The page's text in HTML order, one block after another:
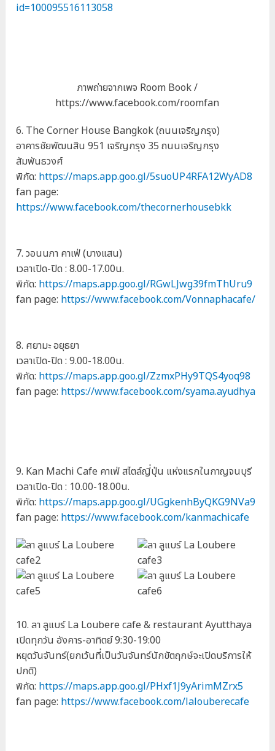
id=100095516113058
ภาพถ่ายจากเพจ Room Book /
https://www.facebook.com/roomfan
6. The Corner House Bangkok (ถนนเจริญกรุง)
อาคารชัยพัฒนสิน 951 เจริญกรุง 35 ถนนเจริญกรุง
สัมพันธวงศ์
พิกัด: https://maps.app.goo.gl/5suoUP4RFA12WyAD8
fan page:
https://www.facebook.com/thecornerhousebkk
7. วอนนภา คาเฟ่ (บางแสน)
เวลาเปิด-ปิด : 8.00-17.00น.
พิกัด: https://maps.app.goo.gl/RGwLJwg39fmThUru9
fan page: https://www.facebook.com/Vonnaphacafe/
8. ศยามะ อยุธยา
เวลาเปิด-ปิด : 9.00-18.00น.
พิกัด: https://maps.app.goo.gl/ZzmxPHy9TQS4yoq98
fan page: https://www.facebook.com/syama.ayudhya
9. Kan Machi Cafe คาเฟ่ สไตล์ญี่ปุ่น แห่งแรกในกาญจนบุรี
เวลาเปิด-ปิด : 10.00-18.00น.
พิกัด: https://maps.app.goo.gl/UGgkenhByQKG9NVa9
fan page: https://www.facebook.com/kanmachicafe
10. ลา ลูแบร์ La Loubere cafe & restaurant Ayutthaya
เปิดทุกวัน อังคาร-อาทิตย์ 9:30-19:00
หยุดวันจันทร์(ยกเว้นที่เป็นวันจันทร์นักขัตฤกษ์จะเปิดบริการให้
ปกติ)
พิกัด: https://maps.app.goo.gl/PHxf1J9yArimMZrx5
fan page: https://www.facebook.com/lalouberecafe